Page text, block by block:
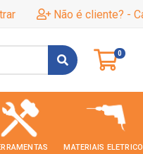
Não é cliente? -
0
MATERIAIS